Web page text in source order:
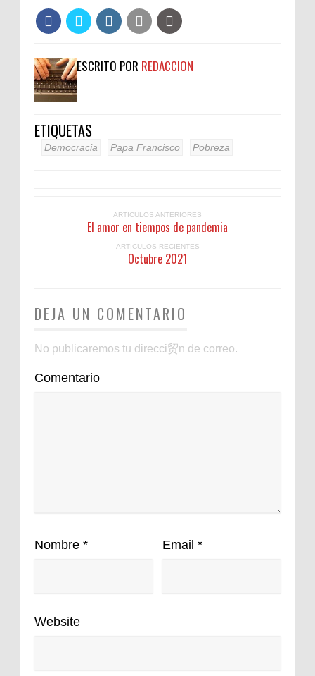
ESCRITO POR REDACCION
ETIQUETAS
Democracia Papa Francisco Pobreza
ARTICULOS ANTERIORES
El amor en tiempos de pandemia
ARTICULOS RECIENTES
Octubre 2021
DEJA UN COMENTARIO
No publicaremos tu direcci贸n de correo.
Comentario
Nombre * Email *
Website